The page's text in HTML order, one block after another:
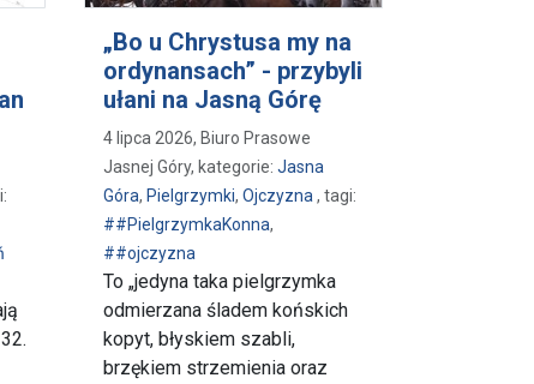
„Bo u Chrystusa my na
ordynansach” - przybyli
ułani na Jasną Górę
4 lipca 2026, Biuro Prasowe
Jasnej Góry, kategorie: Jasna
Góra, Pielgrzymki, Ojczyzna, tagi:
##PielgrzymkaKonna,
##ojczyzna
To „jedyna taka pielgrzymka
odmierzana śladem końskich
kopyt, błyskiem szabli,
brzękiem strzemienia oraz